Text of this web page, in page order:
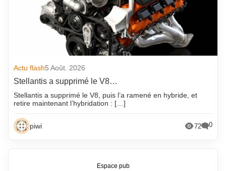
Actu flash5 Août. 2026
Stellantis a supprimé le V8…
Stellantis a supprimé le V8, puis l’a ramené en hybride, et
retire maintenant l’hybridation : […]
piwi 72 0
Espace pub